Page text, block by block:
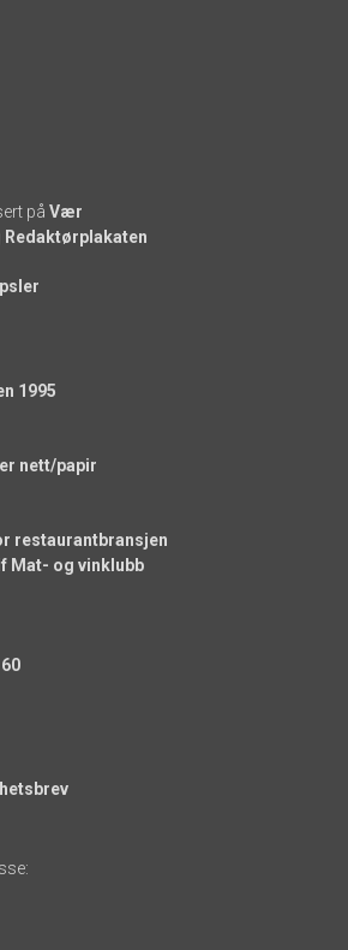
på Vær
Redaktørplakaten
1995
nett/papir
restaurantbransjen
Mat- og vinklubb